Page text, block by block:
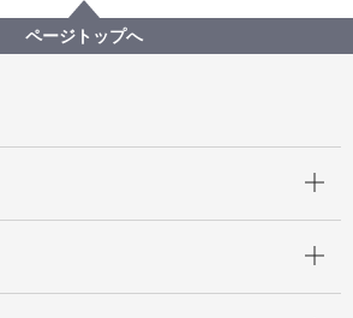
公共建築写真集
集
平成30年度 完成写真
ページトップへ